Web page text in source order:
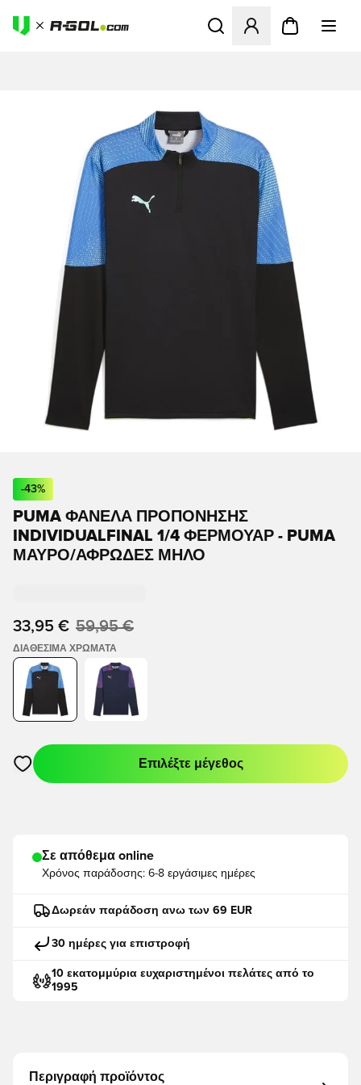
Ανοίγει ένα Modal για να
-43%
PUMA ΦΑΝΈΛΑ ΠΡΟΠΌΝΗΣΗΣ
INDIVIDUALFINAL 1/4 ΦΕΡΜΟΥΆΡ - PUMA
ΜΑΎΡΟ/ΑΦΡΏΔΕΣ ΜΉΛΟ
33,95 € 59,95 €
ΔΙΑΘΈΣΙΜΑ ΧΡΏΜΑΤΑ
Ανοίγει ένα Modal για να συνδεθείτε ή να εγγραφείτε ως
Επιλέξτε μέγεθος
Σε απόθεμα online
Χρόνος παράδοσης: 6-8 εργάσιμες ημέρες
Δωρεάν παράδοση ανω των 69 EUR
30 ημέρες για επιστροφή
10 εκατομμύρια ευχαριστημένοι πελάτες από το
1995
Περιγραφή προϊόντος